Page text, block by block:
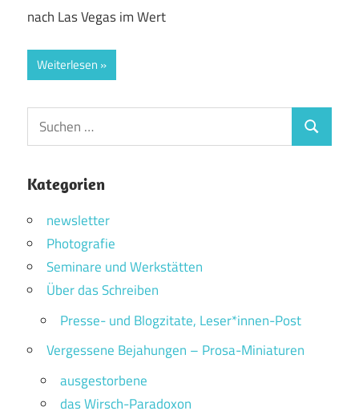
nach Las Vegas im Wert
Weiterlesen
Suchen
nach:
Suchen
Kategorien
newsletter
Photografie
Seminare und Werkstätten
Über das Schreiben
Presse- und Blogzitate, Leser*innen-Post
Vergessene Bejahungen – Prosa-Miniaturen
ausgestorbene
das Wirsch-Paradoxon